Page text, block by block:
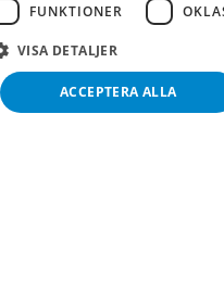
FUNKTIONER
VISA DETALJER
ACCEPTERA ALLA